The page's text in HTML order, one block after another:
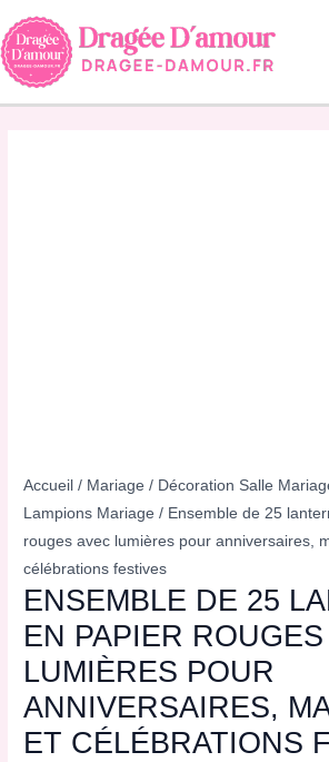
Aller
au
contenu
Accueil / Mariage / Décoration Salle
Lampions Mariage / Ensemble de 25
rouges avec lumières pour anniversaires,
célébrations festives
ENSEMBLE DE 25
EN PAPIER ROUGES
LUMIÈRES POUR
ANNIVERSAIRES,
ET CÉLÉBRATIONS